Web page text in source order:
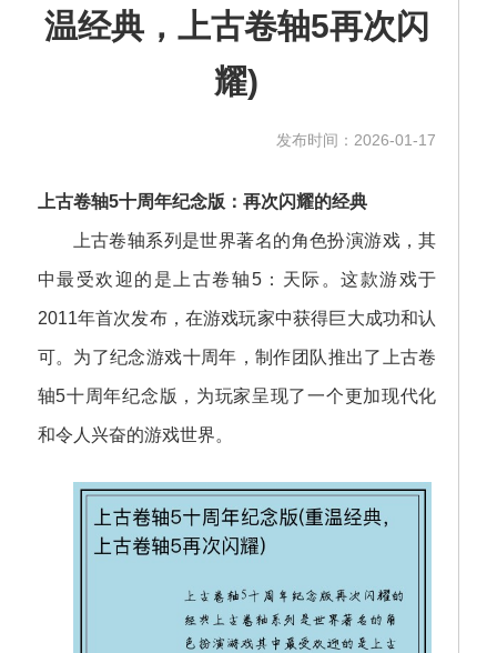
温经典，上古卷轴5再次闪
耀)
发布时间：2026-01-17
上古卷轴5十周年纪念版：再次闪耀的经典
上古卷轴系列是世界著名的角色扮演游戏，其
中最受欢迎的是上古卷轴5：天际。这款游戏于
2011年首次发布，在游戏玩家中获得巨大成功和认
可。为了纪念游戏十周年，制作团队推出了上古卷
轴5十周年纪念版，为玩家呈现了一个更加现代化
和令人兴奋的游戏世界。